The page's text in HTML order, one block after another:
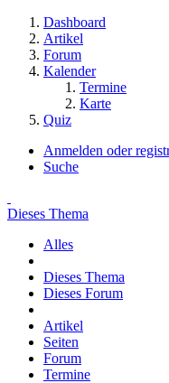
Dashboard
Artikel
Forum
Kalender
Termine
Karte
Quiz
Anmelden oder
Suche
Dieses Thema
Alles
Dieses Thema
Dieses Forum
Artikel
Seiten
Forum
Termine